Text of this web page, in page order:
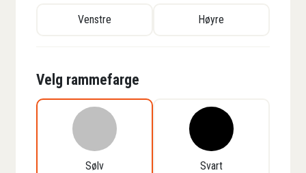
Venstre Høyre
Velg rammefarge
Sølv Svart